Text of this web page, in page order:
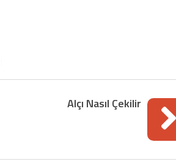
Alçı Nasıl Çekilir